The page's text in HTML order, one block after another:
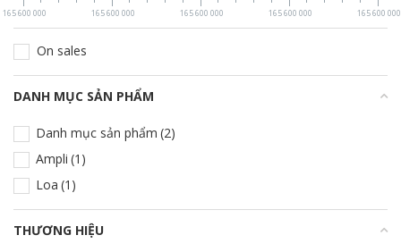
165 600 000 165 600 000 165 600 000 165 600 000 165 600 000
On sales
DANH MỤC SẢN PHẨM
Danh mục sản phẩm (2)
Ampli (1)
Loa (1)
THƯƠNG HIỆU